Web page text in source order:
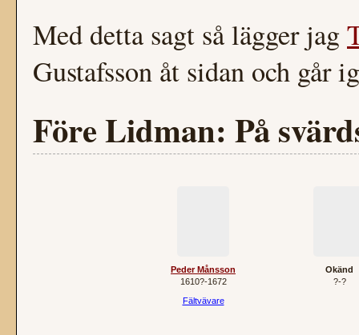
Med detta sagt så lägger jag
Gustafsson åt sidan och går
Före Lidman: På
Peder Månsson
1610?‐1672
Fältvävare
Okänd
?‐?